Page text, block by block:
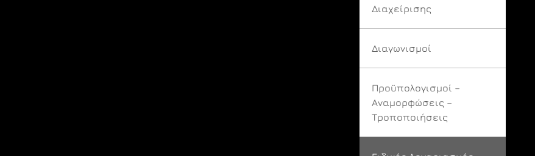
Διαχείρισης
Διαγωνισμοί
Προϋπολογισμοί –
Αναμορφώσεις –
Τροποποιήσεις